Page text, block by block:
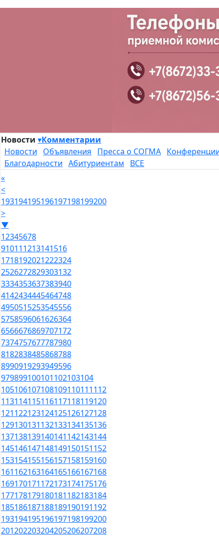
Новости ▾Комментарии
Новости
Объявления Пресса о СОГМА
Благодарности Абитуриентам
ВСЕ
«
<
193194195196197198199200
>
▼
12345678
910111213141516
1718192021222324
2526272829303132
3334353637383940
4142434445464748
4950515253545556
5758596061626364
6566676869707172
7374757677787980
8182838485868788
8990919293949596
979899100101102103104
105106107108109110111112
113114115116117118119120
121122123124125126127128
129130131132133134135136
137138139140141142143144
145146147148149150151152
153154155156157158159160
161162163164165166167168
169170171172173174175176
177178179180181182183184
185186187188189190191192
193194195196197198199200
201202203204205206207208